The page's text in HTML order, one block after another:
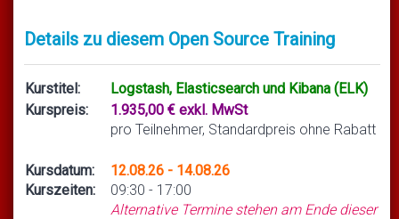
Details zu diesem Open Source Training
Kurstitel:
Logstash, Elasticsearch und Kibana (ELK)
Kurspreis:
1.935,00 € exkl. MwSt
pro Teilnehmer, Standardpreis ohne Rabatt
Kursdatum:
Kurszeiten:
12.08.26 - 14.08.26
09:30 - 17:00
Alternative Termine stehen am Ende dieser